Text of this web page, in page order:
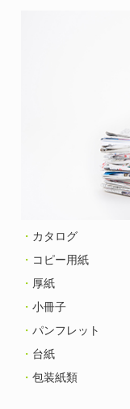
カタログ
コピー用紙
厚紙
小冊子
パンフレット
台紙
包装紙類